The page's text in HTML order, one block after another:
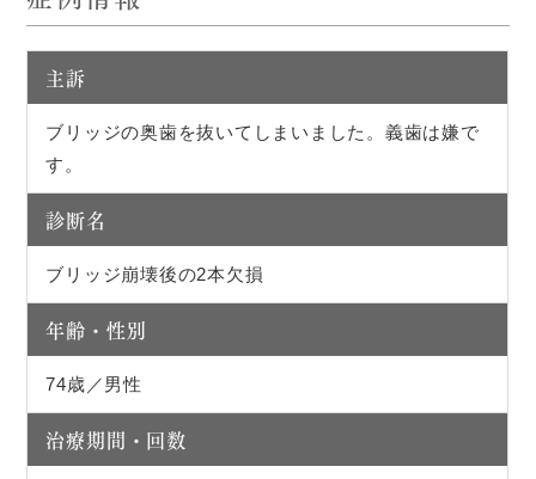
主訴
ブリッジの奥歯を抜いてしまいました。義歯は嫌で
す。
診断名
ブリッジ崩壊後の2本欠損
年齢・性別
74歳／男性
治療期間・回数